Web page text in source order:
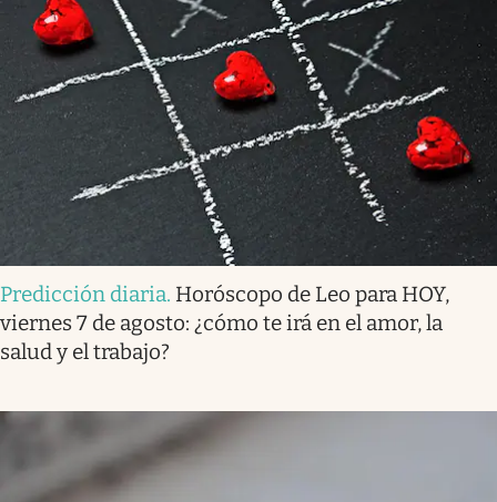
Predicción diaria. Horóscopo de Leo para HOY,
viernes 7 de agosto: ¿cómo te irá en el amor, la
salud y el trabajo?